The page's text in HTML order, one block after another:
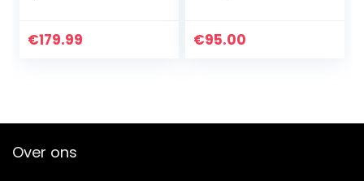
met 4
kaartsleuf
€179.99
prestatiegerichte
kaartsleuf
€95.00
Over ons